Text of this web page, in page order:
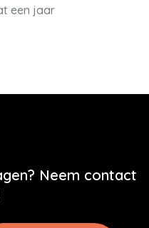
een jaar
Neem contact